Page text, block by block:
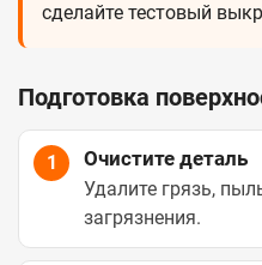
сделайте тестовый
Подготовка
1 Очистите деталь
Удалите грязь,
загрязнения.